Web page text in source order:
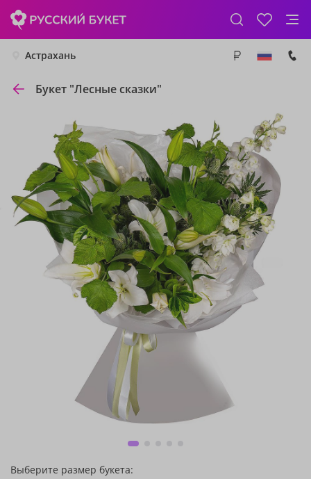
Астрахань
Букет "Лесные сказки"
Выберите размер букета: